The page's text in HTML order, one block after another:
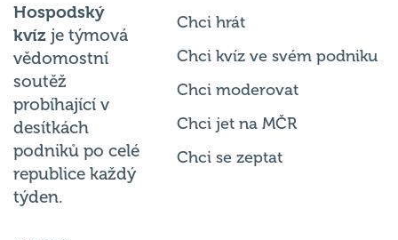
Hospodský
kvíz je týmová
vědomostní
soutěž
probíhající v
desítkách
podniků po celé
republice každý
týden.
Chci hrát
Chci kvíz ve svém podniku
Chci moderovat
Chci jet na MČR
Chci se zeptat